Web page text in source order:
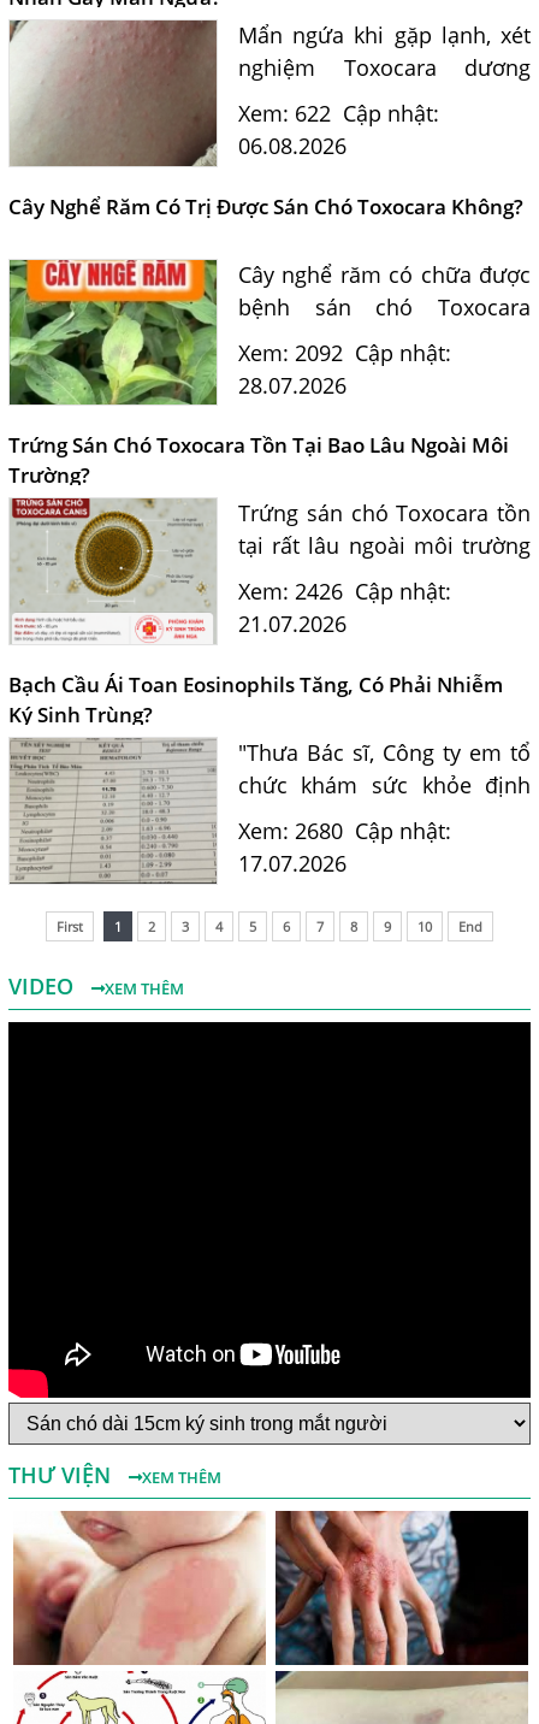
Mẩn ngứa khi gặp lạnh, xét
nghiệm Toxocara dương
tính 0,5 có phải nguyên
nhân? Tiến sĩ Bác sĩ Nguyễn
điều trị và phòng ngừa sán...
Xem: 622 Cập nhật:
06.08.2026
Cây Nghể Răm Có Trị Được Sán Chó Toxocara Không?
Cây nghể răm có chữa được
bệnh sán chó Toxocara
không? Tiến sĩ Bác sĩ
Nguyễn Hằng Lan giải đáp
học và hướng dẫn điều trị
Xem: 2092 Cập nhật:
28.07.2026
Trứng Sán Chó Toxocara Tồn Tại Bao Lâu Ngoài Môi
Trường?
Trứng sán chó Toxocara tồn
tại rất lâu ngoài môi trường
và là nguồn lây nhiễm nguy
hiểm cho con người. Tiến sĩ
vấn cách nhận biết...
Xem: 2426 Cập nhật:
21.07.2026
Bạch Cầu Ái Toan Eosinophils Tăng, Có Phải Nhiễm
Ký Sinh Trùng?
"Thưa Bác sĩ, Công ty em tổ
chức khám sức khỏe định
kỳ. Kết quả xét nghiệm máu
của em có chỉ số bạch cầu ái
11.7%. Em nghe nói chỉ...
Xem: 2680 Cập nhật:
17.07.2026
First 1 2 3 4 5 6 7 8 9 10 End
VIDEO XEM THÊM
THƯ VIỆN XEM THÊM
Một Số Điều Cần Biết Về Ký Sinh Trùng Demodex Trên Da
Người
Nguyên Nhân Và Tác Hại Của Bệnh Giun Chỉ Bạch Huyết
Chẩn Đoán Và Điều Trị Bệnh Echinococcus
Những Điều Cần Biết Về Giun Hình Ống
Chẩn Đoán Và Điều Trị Bệnh Amip Ở Não
Bệnh Sán Chó Dấu Hiệu Nhận Biết Và Thời Gian Trị Bệnh
Sán Chó
Trị Bệnh Sán Chó Có Khỏi Bệnh Ngứa Da Không?